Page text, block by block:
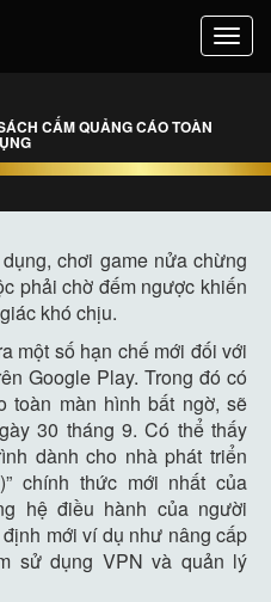
CẤM QUẢNG CÁO TOÀN
chơi game nửa chừng
phải chờ đếm ngược khiến
khó chịu.
một số hạn chế mới đối với
Google Play. Trong đó có
toàn màn hình bất ngờ, sẽ
30 tháng 9. Có thể thấy
dành cho nhà phát triển
chính thức mới nhất của
hệ điều hành của người
mới ví dụ như nâng cấp
sử dụng VPN và quản lý